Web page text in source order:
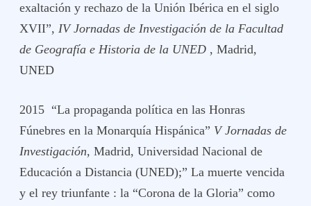
exaltación y rechazo de la Unión Ibérica en el siglo
XVII”,IV Jornadas de Investigación de la Facultad
de Geografía e Historia de la UNED , Madrid,
UNED
2015 “La propaganda política en las Honras
Fúnebres en la Monarquía Hispánica” V Jornadas de
Investigación, Madrid, Universidad Nacional de
Educación a Distancia (UNED);” La muerte vencida
y el rey triunfante : la “Corona de la Gloria” como